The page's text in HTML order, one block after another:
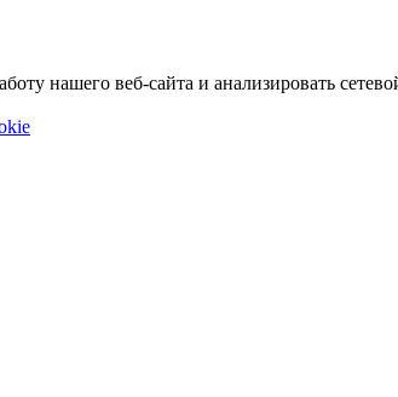
нашего веб-сайта и анализировать